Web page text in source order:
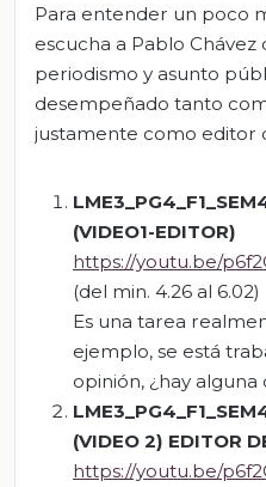
Para entender un poco
escucha a Pablo
periodismo y asunto
desempeñado tanto
justamente como editor
(VIDEO1-EDITOR)
https://youtu.be/
(del min. 4.26 al 6.02)
Es una tarea
ejemplo, se está
opinión, ¿hay alguna
(VIDEO 2) EDITOR
https://youtu.be/